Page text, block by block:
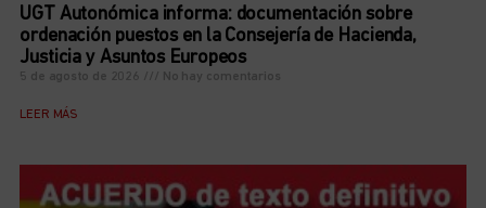
UGT Autonómica informa: documentación sobre
ordenación puestos en la Consejería de Hacienda,
Justicia y Asuntos Europeos
5 de agosto de 2026 No hay comentarios
LEER MÁS